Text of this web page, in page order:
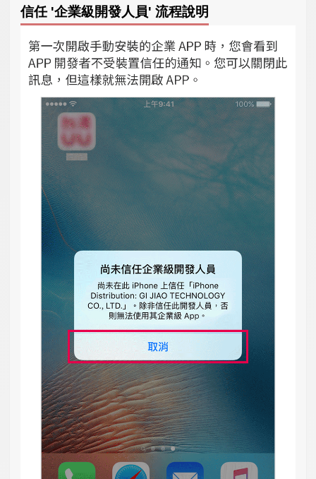
信任 '企業級開發人員' 流程說明